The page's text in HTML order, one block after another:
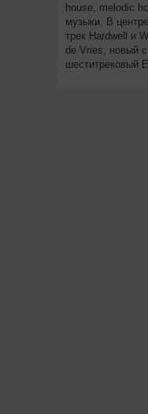
house, melodic
музыки. В
трек Hardwell и
de Vries, новый
шеститрековый